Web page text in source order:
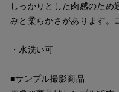
しっかりとした肉感のため
みと柔らかさがあります。
・水洗い可
■サンプル撮影商品